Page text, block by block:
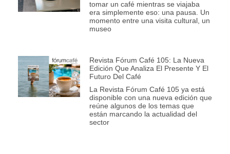
tomar un café mientras se viajaba
era simplemente eso: una pausa. Un
momento entre una visita cultural, un
museo
Revista Fórum Café 105: La Nueva
Edición Que Analiza El Presente Y El
Futuro Del Café
La Revista Fórum Café 105 ya está
disponible con una nueva edición que
reúne algunos de los temas que
están marcando la actualidad del
sector